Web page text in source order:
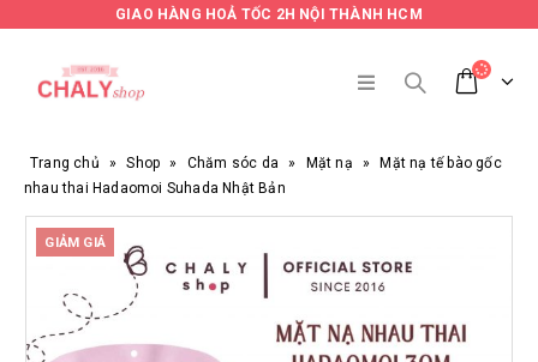
GIAO HÀNG HOẢ TỐC 2H NỘI THÀNH HCM
Trang chủ » Shop » Chăm sóc da » Mặt nạ »
Mặt nạ tế bào gốc
nhau thai Hadaomoi Suhada Nhật Bản
GIẢM GIÁ